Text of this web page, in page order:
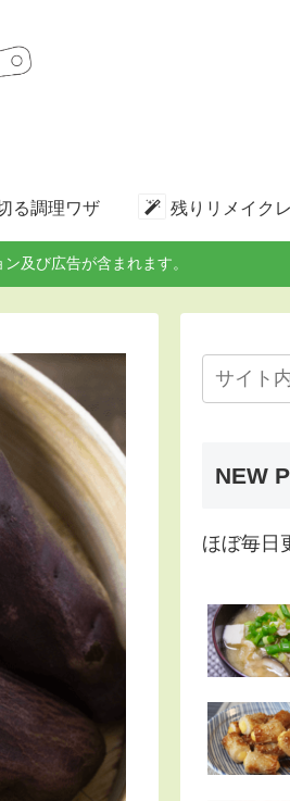
る調理ワザ 残りリメイク
及び広告が含まれます。
NEW
ほぼ毎日